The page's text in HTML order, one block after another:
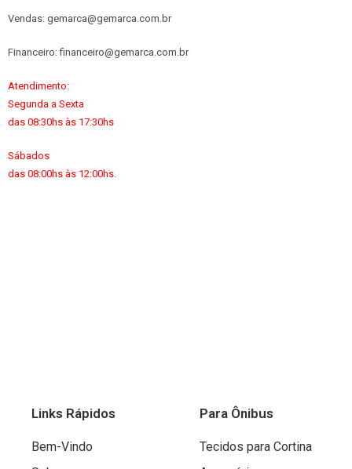
Vendas: gemarca@gemarca.com.br
Financeiro: financeiro@gemarca.com.br
Atendimento:
Segunda a Sexta
das 08:30hs às 17:30hs
Sábados
das 08:00hs às 12:00hs.
Links Rápidos
Bem-Vindo
Para Ônibus
Tecidos para Cortina